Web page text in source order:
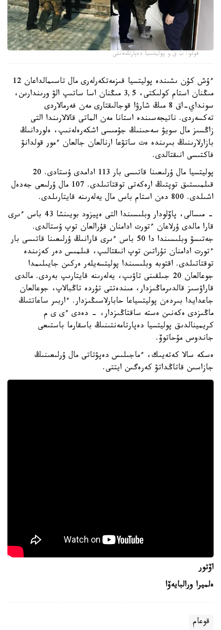
فوتو: ب ق و پوليتسيا دەپارتامەنتى
ءۇش كۇن ىشىندە پوليتسيا قىزمەتكەرلەرى مال تاسىمالداعان 12
مىڭنان استام كولىكتى، 3,5 مىڭنان اسا ساتىپ الۋ ورىندارىن،
سونداي-اق 8 مىڭ شارۋا قوجالىقتارى مەن فەرمالاردى
تەكسەردى. ناتيجەسىندە استانا مەن الماتى قالالارىندا التى
زاڭسىز مال سويۋ سەحىنىڭ جۇمىسى اشكەرەلەنىپ، ەلوردانىڭ
بازارلارىنىڭ بىرىندە ەت ساتۋعا ارنالعان جالعان ءمور قولدانۋ
فاكتىسى انىقتالدى.
پوليتسيا مال ۇرلىعىنا قاتىسى بار 113 ادامدى ۇستادى. 20
قىلمىستىق توپتىڭ ارەكەتى توقتاتىلدى. 107 مال ۇرلىعى جەدەل
اشىلدى. 800 دەن استام باس مال يەلەرىنە قايتارىلدى.
- مىسالى، پاۆلودار وبلىسىندا التى ەپيزود بويىنشا 43 باس ءىرى
قارا مالدى ۇرلاعان ءتورت ادامنان قۇرالعان توپ ۇستالدى.
جەتىسۋ وبلىسىندا دا 50 باس ءىرى قارانىڭ ۇرلىعىنا قاتىسى بار
ءتورت ادامنان تۇراتىن توپ انىقتالىپ، قىلمىس دەر كەزىندە
توقتاتىلدى. اقتوبە وبلىسىندا پوليتسەيلەر ەركىن جايىلىمدا
جوعالعان 20 جىلقىنى تاۋىپ، يەلەرىنە قايتارىپ بەردى. مالدى
قاراۋسىز قالدىرماڭىزدار، مىندەتتى تۇردە تاڭبالاپ، جوعالعان
جاعدايدا بىردەن پوليتسياعا حابارلاسىڭىزدار. ءاربىر ساعاتتىڭ
ماڭىزدى ەكەنىن ەستە ساقتاڭىزدار، - دەدى ءى ى م
كريمينالدىق پوليتسيا دەپارتامەنتىنىڭ باسقارما باستىعى
جاندوس مۇحاتوۆ.
ەسكە سالا كەتەيىك، ءماجىلىس دەپۋتاتى مال ۇرلىعىنىڭ
جازاسىن قاتاڭداتۋ كەرەگىن ايتتى.
اۆتور
ەلميرا ورالبايەۆا
قوعام